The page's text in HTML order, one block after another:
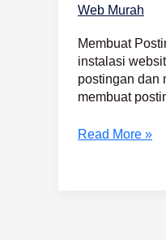
Web Murah
Membuat
instalasi
postingan dan
membuat
Read More »